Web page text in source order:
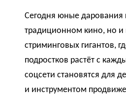
Сегодня юные дарования
традиционном кино, но и
стриминговых гигантов,
подростков растёт с
соцсети становятся для
и инструментом